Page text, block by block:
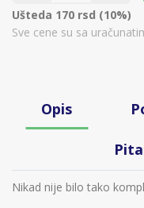
Ušteda 170 rsd (10%)
Sve cene su sa
Opis
Nikad nije bilo tako